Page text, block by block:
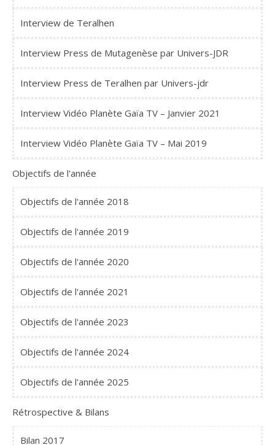
Interview de Teralhen
Interview Press de Mutagenèse par Univers-JDR
Interview Press de Teralhen par Univers-jdr
Interview Vidéo Planète Gaïa TV – Janvier 2021
Interview Vidéo Planète Gaïa TV – Mai 2019
Objectifs de l'année
Objectifs de l'année 2018
Objectifs de l'année 2019
Objectifs de l'année 2020
Objectifs de l'année 2021
Objectifs de l'année 2023
Objectifs de l'année 2024
Objectifs de l'année 2025
Rétrospective & Bilans
Bilan 2017